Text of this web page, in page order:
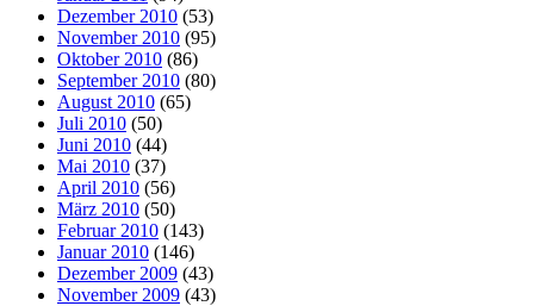
Dezember 2010 (53)
November 2010 (95)
Oktober 2010 (86)
September 2010 (80)
August 2010 (65)
Juli 2010 (50)
Juni 2010 (44)
Mai 2010 (37)
April 2010 (56)
März 2010 (50)
Februar 2010 (143)
Januar 2010 (146)
Dezember 2009 (43)
November 2009 (43)